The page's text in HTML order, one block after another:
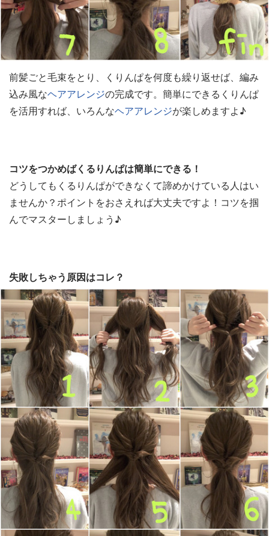
前髪ごと毛束をとり、くりんぱを何度も繰り返せば、編み
込み風なヘアアレンジの完成です。簡単にできるくりんぱ
を活用すれば、いろんなヘアアレンジが楽しめますよ♪
コツをつかめばくるりんぱは簡単にできる！
どうしてもくるりんぱができなくて諦めかけている人はい
ませんか？ポイントをおさえれば大丈夫ですよ！コツを掴
んでマスターしましょう♪
失敗しちゃう原因はコレ？